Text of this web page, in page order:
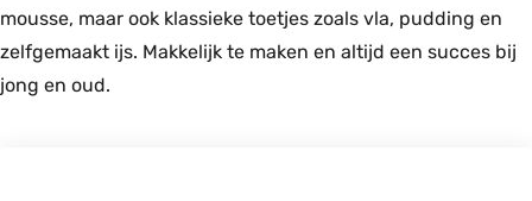
mousse, maar ook klassieke toetjes zoals vla, pudding en
zelfgemaakt ijs. Makkelijk te maken en altijd een succes bij
jong en oud.